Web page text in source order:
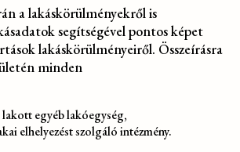
a lakáskörülményekről is
segítségével pontos képet
lakáskörülményeiről. Összeírásra
minden
egyéb lakóegység,
elhelyezést szolgáló intézmény.